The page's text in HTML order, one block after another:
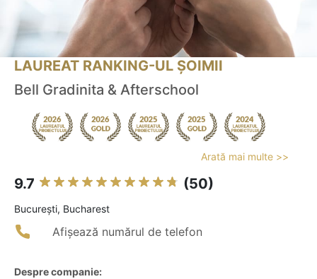
LAUREAT RANKING-UL ȘOIMII
Bell Gradinita & Afterschool
Arată mai multe >>
9.7 (50)
Bucureşti, Bucharest
Afișează numărul de telefon
Despre companie: